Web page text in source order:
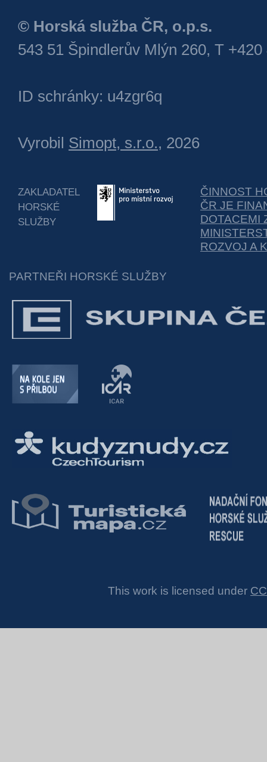
© Horská služba ČR, o.p.s.
543 51 Špindlerův Mlýn 260, T +420
ID schránky: u4zgr6q
Vyrobil Simopt, s.r.o., 2026
ZAKLADATEL
HORSKÉ
SLUŽBY
ČINNOST
ČR JE
DOTACEMI
ROZVOJ A
PARTNEŘI HORSKÉ SLUŽBY
This work is licensed under